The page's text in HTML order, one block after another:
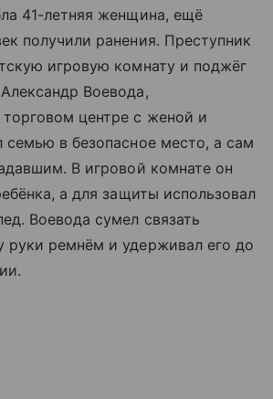
41-летняя женщина, ещё
получили ранения. Преступник
игровую комнату и поджёг
Воевода,
центре с женой и
семью в безопасное место, а сам
В игровой комнате он
а для защиты использовал
Воевода сумел связать
руки ремнём и удерживал его до